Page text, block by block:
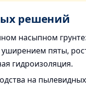
решений
насыпном
пяты,
гидроизоляция.
на